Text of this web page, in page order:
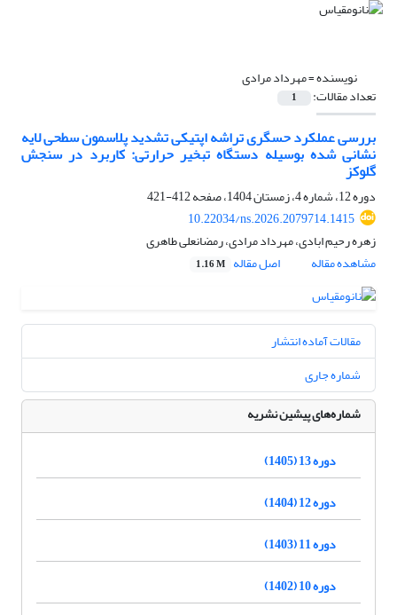
نویسنده =مهرداد مرادی
تعداد مقالات: 1
بررسی عملکرد حسگری تراشه اپتیکی تشدید پلاسمون سطحی لایه
‎نشانی شده بوسیله دستگاه تبخیر حرارتی: کاربرد در سنجش
گلوکز
دوره 12، شماره 4، زمستان 1404، صفحه
412-421
10.22034/ns.2026.2079714.1415
زهره رحیم ابادی، مهرداد مرادی، رمضانعلی طاهری
مشاهده مقاله
اصل مقاله 1.16 M
مقالات آماده انتشار
شماره جاری
شماره‌های پیشین نشریه
دوره 13 (1405)
دوره 12 (1404)
دوره 11 (1403)
دوره 10 (1402)